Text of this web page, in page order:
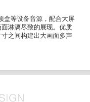
盒等设备音源，配合大屏
淋漓尽致的展现。优质
之间构建出大画面多声